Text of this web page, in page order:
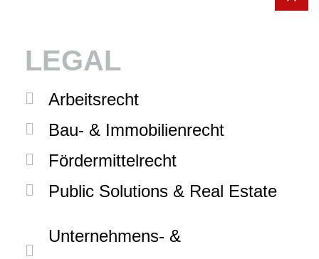
LEGAL
Arbeitsrecht
Bau- & Immobilienrecht
Fördermittelrecht
Public Solutions & Real Estate
Unternehmens- &